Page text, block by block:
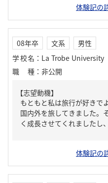
体験記の
08年卒 文系
男性
学校名 ： La Trobe University
職種 ： 非公開
【志望動機】
もともと私は旅行が好きで
国内外を旅してきました。
く成長させてくれましたし
体験記の